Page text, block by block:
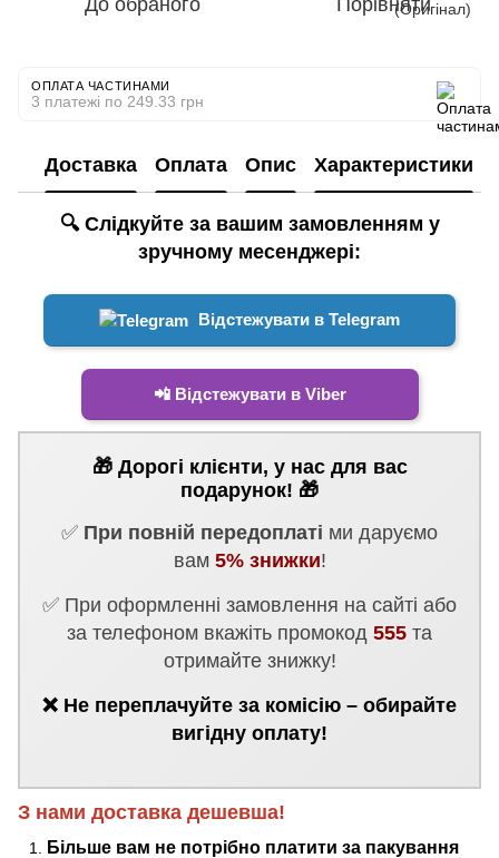
ОПЛАТА ЧАСТИНАМИ
3 платежі по 249.33 грн
Доставка Оплата Опис Характеристики
🔍 Слідкуйте за вашим замовленням у
зручному месенджері:
Відстежувати в Telegram
📲 Відстежувати в Viber
🎁 Дорогі клієнти, у нас для вас
подарунок! 🎁
✅ При повній передоплаті ми даруємо
вам 5% знижки!
✅ При оформленні замовлення на сайті або
за телефоном вкажіть промокод 555 та
отримайте знижку!
❌ Не переплачуйте за комісію – обирайте
вигідну оплату!
З нами доставка дешевша!
Більше вам не потрібно платити за пакування